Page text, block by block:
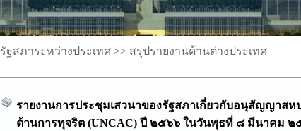
รัฐสภาระหว่างประเทศ >> สรุปรายงานด้านต่างประเทศ
รายงานการประชุมเสวนาของรัฐสภาเกี่ยวกับอนุสัญญาสห
ต้านการทุจริต (UNCAC) ปี ๒๕๖๖ ในวันพุธที่ ๘ มีนาคม ๒